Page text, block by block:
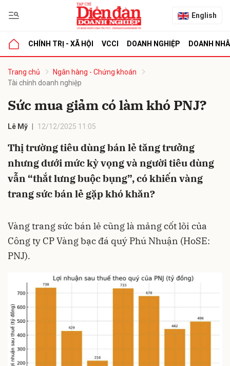
English
CHÍNH TRỊ - XÃ HỘI VCCI DOANH NGHIỆP DOANH
Trang chủ
Ngân hàng - Chứng khoán
Tài chính doanh nghiệp
Sức mua giảm có làm khó PNJ?
Lê Mỹ 12/12/2025 11:05
Thị trường tiêu dùng bán lẻ tăng trưởng
nhưng dưới mức kỳ vọng và người tiêu dùng
vẫn “thắt lưng buộc bụng”, có khiến vàng
trang sức bán lẻ gặp khó khăn?
Vàng trang sức bán lẻ cũng là mảng cốt lõi của
Công ty CP Vàng bạc đá quý Phú Nhuận (HoSE:
PNJ).
luận